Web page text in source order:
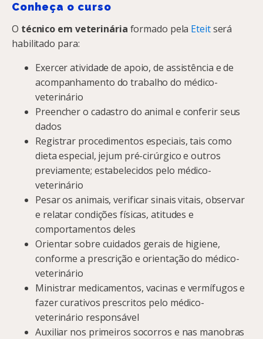
Conheça o curso
O técnico em veterinária formado pela Eteitserá
habilitado para:
Exercer atividade de apoio, de assistência e de
acompanhamento do trabalho do médico-
veterinário
Preencher o cadastro do animal e conferir seus
dados
Registrar procedimentos especiais, tais como
dieta especial, jejum pré-cirúrgico e outros
previamente; estabelecidos pelo médico-
veterinário
Pesar os animais, verificar sinais vitais, observar
e relatar condições físicas, atitudes e
comportamentos deles
Orientar sobre cuidados gerais de higiene,
conforme a prescrição e orientação do médico-
veterinário
Ministrar medicamentos, vacinas e vermífugos e
fazer curativos prescritos pelo médico-
veterinário responsável
Auxiliar nos primeiros socorros e nas manobras